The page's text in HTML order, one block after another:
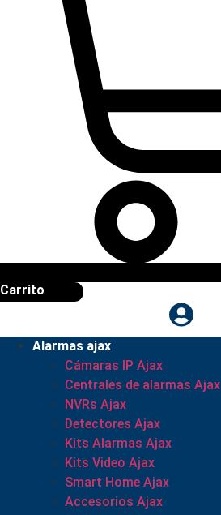
Carrito
Alarmas ajax
Cámaras IP Ajax
Centrales de alarmas Ajax
NVRs Ajax
Detectores Ajax
Kits Alarmas Ajax
Kits Video Ajax
Smart Home Ajax
Accesorios Ajax